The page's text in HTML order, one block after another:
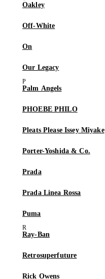
Oakley
Off-White
On
Our Legacy
Palm Angels
PHOEBE PHILO
Pleats Please Issey Miyake
Porter-Yoshida & Co.
Prada
Prada Linea Rossa
Puma
Ray-Ban
Retrosuperfuture
Rick Owens